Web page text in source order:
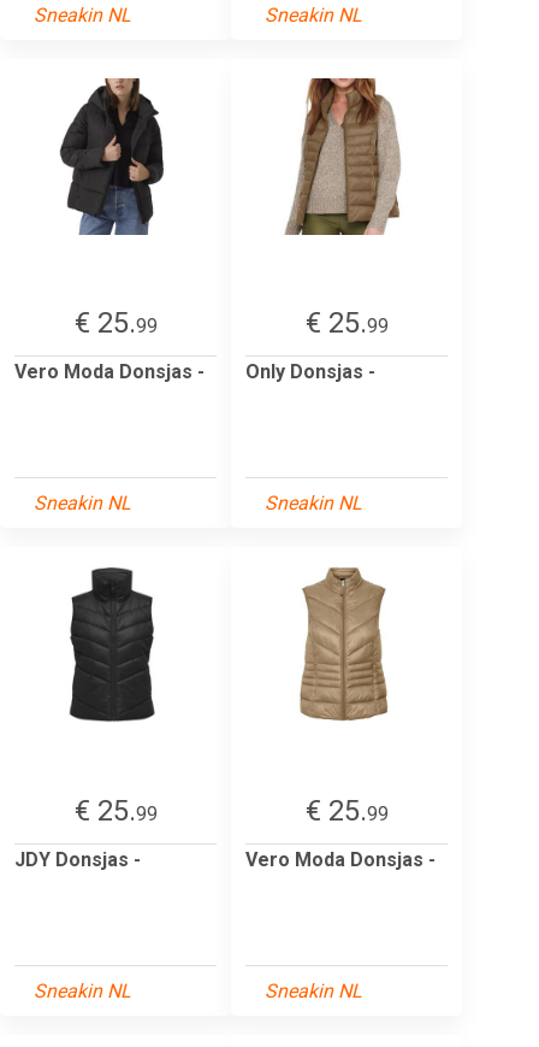
Sneakin NL Sneakin NL
€ 25.99
Vero Moda Donsjas -
Sneakin NL
€ 25.99
Only Donsjas -
Sneakin NL
€ 25.99
JDY Donsjas -
Sneakin NL
€ 25.99
Vero Moda Donsjas -
Sneakin NL